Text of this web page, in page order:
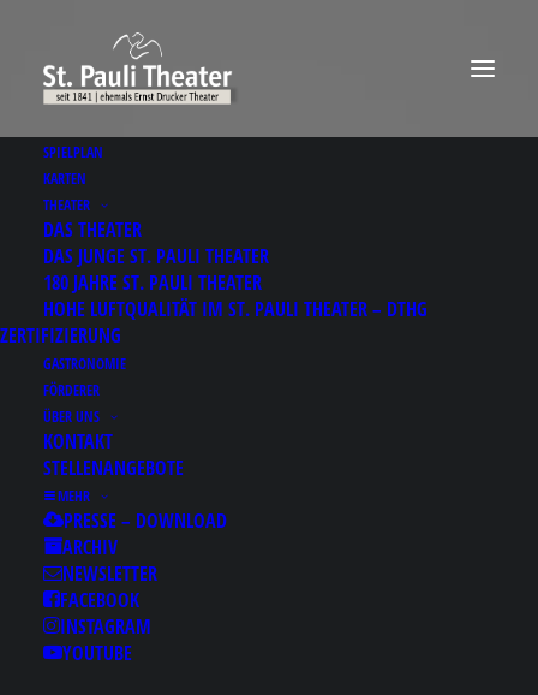
SPIELPLAN
KARTEN
THEATER
DAS THEATER
DAS JUNGE ST. PAULI THEATER
180 JAHRE ST. PAULI THEATER
HOHE LUFTQUALITÄT IM ST. PAULI THEATER – DTHG
ZERTIFIZIERUNG
GASTRONOMIE
FÖRDERER
ÜBER UNS
KONTAKT
STELLENANGEBOTE
MEHR
PRESSE – DOWNLOAD
ARCHIV
NEWSLETTER
FACEBOOK
INSTAGRAM
YOUTUBE
Results for: N 밤의제국
ユ“bamje1.com」 밤의
제국◆밤의제국♟밤의
제국♜밤의제국